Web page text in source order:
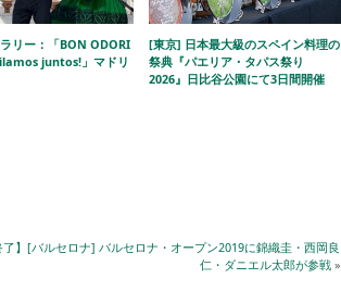
リー：「BON ODORI
juntos!」マドリ
[東京] 日本最大級のスペイン料理の
祭典『パエリア・タパス祭り
2026』日比谷公園にて3日間開催
了】[バルセロナ] バルセロナ・オープン2019に錦織圭・西岡良
仁・ダニエル太郎が参戦»